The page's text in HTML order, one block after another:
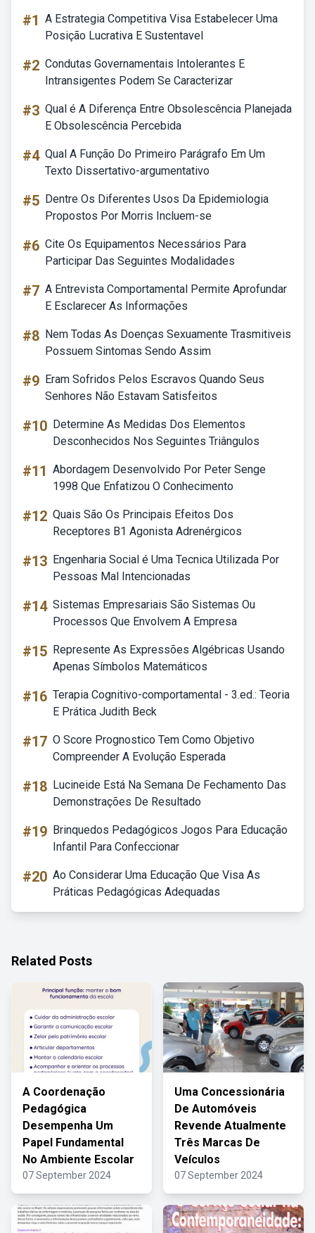
#1 A Estrategia Competitiva Visa Estabelecer Uma
Posição Lucrativa E Sustentavel
#2 Condutas Governamentais Intolerantes E
Intransigentes Podem Se Caracterizar
#3 Qual é A Diferença Entre Obsolescência Planejada
E Obsolescência Percebida
#4 Qual A Função Do Primeiro Parágrafo Em Um
Texto Dissertativo-argumentativo
#5 Dentre Os Diferentes Usos Da Epidemiologia
Propostos Por Morris Incluem-se
#6 Cite Os Equipamentos Necessários Para
Participar Das Seguintes Modalidades
#7 A Entrevista Comportamental Permite Aprofundar
E Esclarecer As Informações
#8 Nem Todas As Doenças Sexuamente Trasmitiveis
Possuem Sintomas Sendo Assim
#9 Eram Sofridos Pelos Escravos Quando Seus
Senhores Não Estavam Satisfeitos
#10 Determine As Medidas Dos Elementos
Desconhecidos Nos Seguintes Triângulos
#11 Abordagem Desenvolvido Por Peter Senge
1998 Que Enfatizou O Conhecimento
#12 Quais São Os Principais Efeitos Dos
Receptores B1 Agonista Adrenérgicos
#13 Engenharia Social é Uma Tecnica Utilizada Por
Pessoas Mal Intencionadas
#14 Sistemas Empresariais São Sistemas Ou
Processos Que Envolvem A Empresa
#15 Represente As Expressões Algébricas Usando
Apenas Símbolos Matemáticos
#16 Terapia Cognitivo-comportamental - 3.ed.: Teoria
E Prática Judith Beck
#17 O Score Prognostico Tem Como Objetivo
Compreender A Evolução Esperada
#18 Lucineide Está Na Semana De Fechamento Das
Demonstrações De Resultado
#19 Brinquedos Pedagógicos Jogos Para Educação
Infantil Para Confeccionar
#20 Ao Considerar Uma Educação Que Visa As
Práticas Pedagógicas Adequadas
Related Posts
A Coordenação
Pedagógica
Desempenha Um
Papel Fundamental
No Ambiente Escolar
07 September 2024
Uma Concessionária
De Automóveis
Revende Atualmente
Três Marcas De
Veículos
07 September 2024